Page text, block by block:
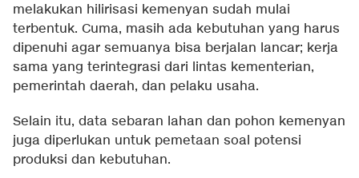
melakukan hilirisasi kemenyan sudah mulai
terbentuk. Cuma, masih ada kebutuhan yang harus
dipenuhi agar semuanya bisa berjalan lancar; kerja
sama yang terintegrasi dari lintas kementerian,
pemerintah daerah, dan pelaku usaha.
Selain itu, data sebaran lahan dan pohon kemenyan
juga diperlukan untuk pemetaan soal potensi
produksi dan kebutuhan.